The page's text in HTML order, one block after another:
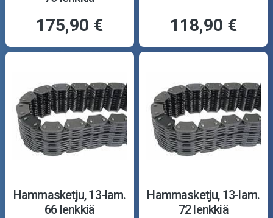
175,90 € 118,90 €
Hammasketju, 13-lam.
66 lenkkiä
Hammasketju, 13-lam.
72 lenkkiä